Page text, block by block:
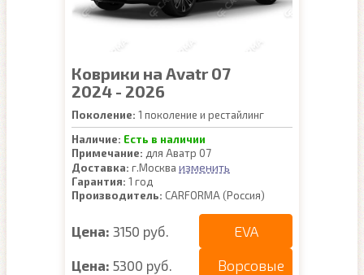
Коврики на Avatr 07
2024 - 2026
Поколение: 1 поколение и рестайлинг
Наличие: Есть в наличии
Примечание: для Аватр 07
Доставка: г.Москва изменить
Гарантия: 1 год
Производитель: CARFORMA (Россия)
Цена: 3150 руб. EVA
Цена: 5300 руб. Ворсовые